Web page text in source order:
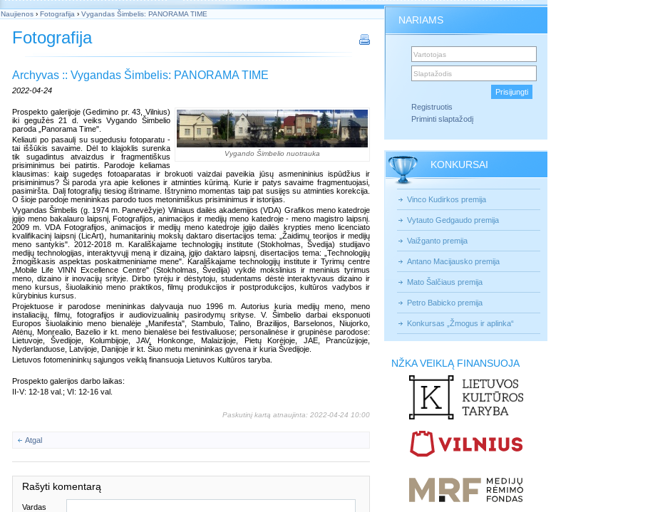
Naujienos › Fotografija › Vygandas Šimbelis: PANORAMA TIME
Fotografija
Archyvas :: Vygandas Šimbelis: PANORAMA TIME
2022-04-24
Vygando Šimbelio nuotrauka
Prospekto galerijoje (Gedimino pr. 43, Vilnius)
iki gegužės 21 d. veiks Vygando Šimbelio
paroda „Panorama Time".
Keliauti po pasaulį su sugedusiu fotoparatu -
tai iššūkis savaime. Dėl to klajoklis surenka
tik sugadintus atvaizdus ir fragmentiškus
prisiminimus bei patirtis. Parodoje keliamas
klausimas: kaip sugedęs fotoaparatas ir brokuoti vaizdai paveikia jūsų asmenininius ispūdžius ir
prisiminimus? Ši paroda yra apie keliones ir atminties kūrimą. Kurie ir patys savaime fragmentuojasi,
pasimiršta. Dalį fotografijų tiesiog ištriname. Ištrynimo momentas taip pat susijęs su atminties korekcija.
O šioje parodoje menininkas parodo tuos metonimiškus prisiminimus ir istorijas.
Vygandas Šimbelis (g. 1974 m. Panevėžyje) Vilniaus dailės akademijos (VDA) Grafikos meno katedroje
įgijo meno bakalauro laipsnį, Fotografijos, animacijos ir medijų meno katedroje - meno magistro laipsnį.
2009 m. VDA Fotografijos, animacijos ir medijų meno katedroje įgijo dailės krypties meno licenciato
kvalifikacinį laipsnį (LicArt), humanitarinių mokslų daktaro disertacijos tema: „Žaidimų teorijos ir medijų
meno santykis". 2012-2018 m. Karališkajame technologijų institute (Stokholmas, Švedija) studijavo
medijų technologijas, interaktyvųjį meną ir dizainą, įgijo daktaro laipsnį, disertacijos tema: „Technologijų
žmogiškasis aspektas poskaitmeniniame mene". Karališkajame technologijų institute ir Tyrimų centre
„Mobile Life VINN Excellence Centre" (Stokholmas, Švedija) vykdė mokslinius ir meninius tyrimus
meno, dizaino ir inovacijų srityje. Dirbo tyrėju ir dėstytoju, studentams dėstė interaktyvaus dizaino ir
meno kursus, šiuolaikinio meno praktikos, filmų produkcijos ir postprodukcijos, kultūros vadybos ir
kūrybinius kursus.
Projektuose ir parodose menininkas dalyvauja nuo 1996 m. Autorius kuria medijų meno, meno
instaliacijų, filmų, fotografijos ir audiovizualinių pasirodymų srityse. V. Šimbelio darbai eksponuoti
Europos šiuolaikinio meno bienalėje „Manifesta", Stambulo, Talino, Brazilijos, Barselonos, Niujorko,
Atėnų, Monrealio, Bazelio ir kt. meno bienalėse bei festivaliuose; personalinėse ir grupinėse parodose:
Lietuvoje, Švedijoje, Kolumbijoje, JAV, Honkonge, Malaizijoje, Pietų Korėjoje, JAE, Prancūzijoje,
Nyderlanduose, Latvijoje, Danijoje ir kt. Šiuo metu menininkas gyvena ir kuria Švedijoje.
Lietuvos fotomenininkų sąjungos veiklą finansuoja Lietuvos Kultūros taryba.
Prospekto galerijos darbo laikas:
II-V: 12-18 val.; VI: 12-16 val.
Paskutinį kartą atnaujinta: 2022-04-24 10:00
Atgal
Rašyti komentarą
Vardas
NARIAMS
Registruotis
Priminti slaptažodį
KONKURSAI
Vinco Kudirkos premija
Vytauto Gedgaudo premija
Vaižganto premija
Antano Macijausko premija
Mato Šalčiaus premija
Petro Babicko premija
Konkursas „Žmogus ir aplinka“
NŽKA VEIKLĄ FINANSUOJA